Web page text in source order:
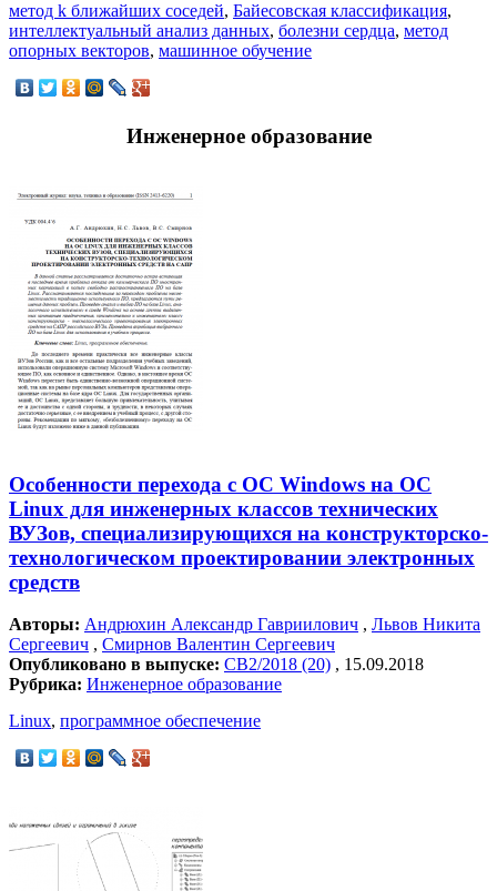
метод k ближайших соседей, Байесовская классификация,
интеллектуальный анализ данных, болезни сердца, метод
опорных векторов, машинное обучение
Инженерное образование
Особенности перехода с ОС Windows на ОС
Linux для инженерных классов технических
ВУЗов, специализирующихся на конструкторско-
технологическом проектировании электронных
средств
Авторы: Андрюхин Александр Гавриилович , Львов Никита
Сергеевич , Смирнов Валентин Сергеевич
Опубликовано в выпуске: СВ2/2018 (20) , 15.09.2018
Рубрика: Инженерное образование
Linux, программное обеспечение